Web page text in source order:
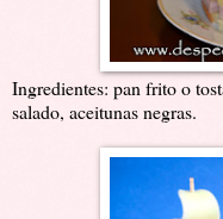
Ingredientes: pan frito o
salado, aceitunas negras.